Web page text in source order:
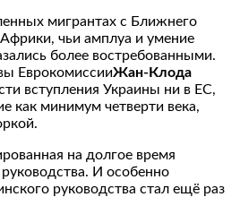
мигрантах с Ближнего
чьи амплуа и умение
более востребованными.
ЕврокомиссииЖан-Клода
вступления Украины ни в ЕС,
как минимум четверти века,
на долгое время
И особенно
руководства стал ещё раз